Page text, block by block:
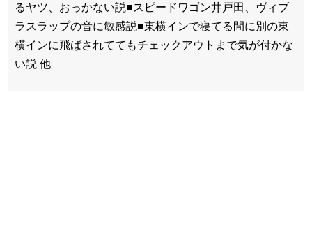
るヤツ、おっかない説■スピードワゴン井戸田、ヴィブ
ラスラップの音に敏感説■東横インで寝てる間に別の東
横インに飛ばされててもチェックアウトまで気が付かな
い説 他